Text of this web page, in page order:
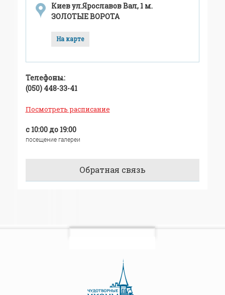
Киев ул.Ярославов Вал, 1 м.
ЗОЛОТЫЕ ВОРОТА
На карте
Телефоны:
(050) 448-33-41
Посмотреть расписание
с 10:00 до 19:00
посещение галереи
Обратная связь